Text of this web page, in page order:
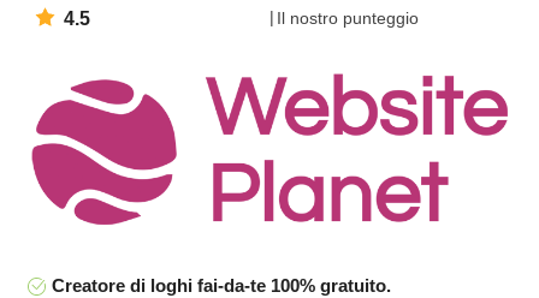
4.5 Il nostro punteggio
Creatore di loghi fai-da-te 100% gratuito.